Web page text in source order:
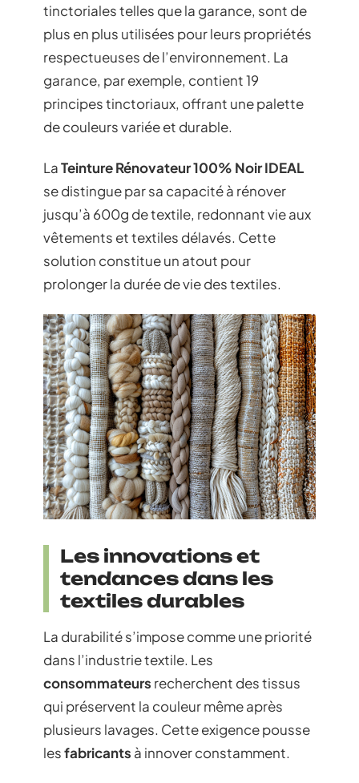
tinctoriales telles que la garance, sont de
plus en plus utilisées pour leurs propriétés
respectueuses de l’environnement. La
garance, par exemple, contient 19
principes tinctoriaux, offrant une palette
de couleurs variée et durable.
LaTeinture Rénovateur 100% Noir IDEAL
se distingue par sa capacité à rénover
jusqu’à 600g de textile, redonnant vie aux
vêtements et textiles délavés. Cette
solution constitue un atout pour
prolonger la durée de vie des textiles.
Les innovations et
tendances dans les
textiles durables
La durabilité s’impose comme une priorité
dans l’industrie textile. Les
consommateurs recherchent des tissus
qui préservent la couleur même après
plusieurs lavages. Cette exigence pousse
lesfabricants à innover constamment.